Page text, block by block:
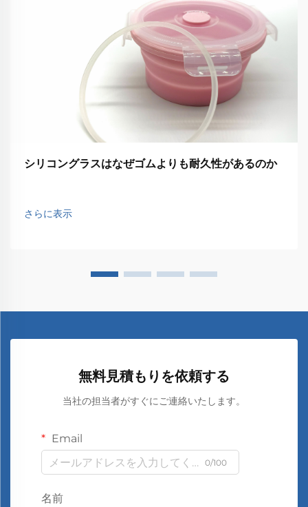
シリコングラスはなぜゴムよりも耐久性があるのか
さらに表示
無料見積もりを依頼する
当社の担当者がすぐにご連絡いたします。
Email
0/100
名前